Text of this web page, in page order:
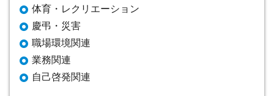
体育・レクリエーション
慶弔・災害
職場環境関連
業務関連
自己啓発関連